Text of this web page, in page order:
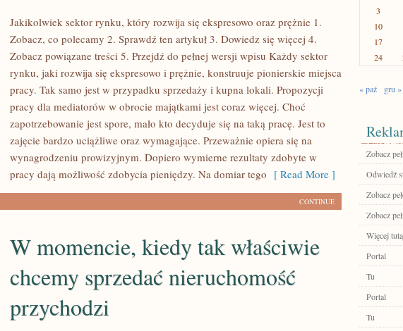
KIEDY
WŁAŚCIWIE
Jakikolwiek sektor rynku, który rozwija się ekspresowo oraz prężnie 1.
Zobacz, co polecamy 2. Sprawdź ten artykuł 3. Dowiedz się więcej 4.
Zobacz powiązane treści 5. Przejdź do pełnej wersji wpisu Każdy sektor
rynku, jaki rozwija się ekspresowo i prężnie, konstruuje pionierskie miejsca
pracy. Tak samo jest w przypadku sprzedaży i kupna lokali. Propozycji
pracy dla mediatorów w obrocie majątkami jest coraz więcej. Choć
zapotrzebowanie jest spore, mało kto decyduje się na taką pracę. Jest to
zajęcie bardzo uciążliwe oraz wymagające. Przeważnie opiera się na
wynagrodzeniu prowizyjnym. Dopiero wymierne rezultaty zdobyte w
pracy dają możliwość zdobycia pieniędzy. Na domiar tego [ Read More ]
CONTINUE
W momencie, kiedy tak właściwie
chcemy sprzedać nieruchomość
przychodzi
3
10
17
24
« paź gru »
Zobacz
Odwiedź
Zobacz
Zobacz
Więcej
Portal
Tu
Portal
Tu